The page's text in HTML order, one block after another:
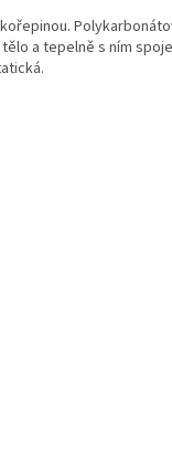
a tepelně s ním